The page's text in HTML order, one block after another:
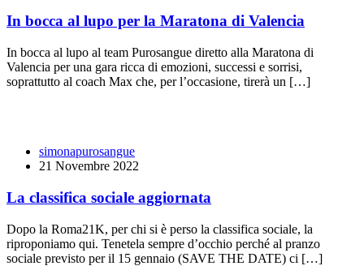
In bocca al lupo per la Maratona di Valencia
In bocca al lupo al team Purosangue diretto alla Maratona di
Valencia per una gara ricca di emozioni, successi e sorrisi,
soprattutto al coach Max che, per l’occasione, tirerà un […]
simonapurosangue
21 Novembre 2022
La classifica sociale aggiornata
Dopo la Roma21K, per chi si è perso la classifica sociale, la
riproponiamo qui. Tenetela sempre d’occhio perché al pranzo
sociale previsto per il 15 gennaio (SAVE THE DATE) ci […]